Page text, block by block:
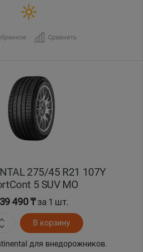
Сравнить
275/45 R21 107Y
5 SUV MO
490 ₸за 1 шт.
В корзину
для внедорожников.